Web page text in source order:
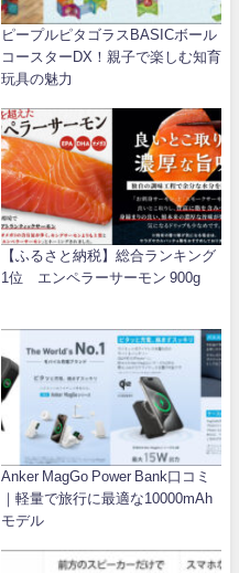
ピープルピタゴラスBASICボール
コースターDX！親子で楽しむ知育
玩具の魅力
【ふるさと納税】総合ランキング
1位 エンペラーサーモン 900g
Anker MagGo Power Bank口コミ
｜軽量で旅行に最適な10000mAh
モデル